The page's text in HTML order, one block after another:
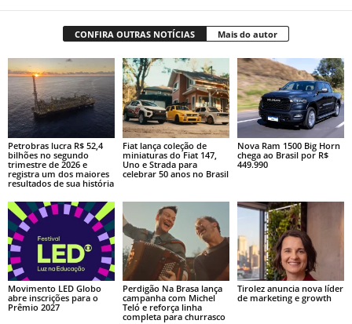
CONFIRA OUTRAS NOTÍCIAS Mais do autor
Petrobras lucra R$ 52,4
bilhões no segundo
trimestre de 2026 e
registra um dos maiores
resultados de sua história
Fiat lança coleção de
miniaturas do Fiat 147,
Uno e Strada para
celebrar 50 anos no Brasil
Nova Ram 1500 Big Horn
chega ao Brasil por R$
449.990
Movimento LED Globo
abre inscrições para o
Prêmio 2027
Perdigão Na Brasa lança
campanha com Michel
Teló e reforça linha
completa para churrasco
Tirolez anuncia nova líder
de marketing e growth